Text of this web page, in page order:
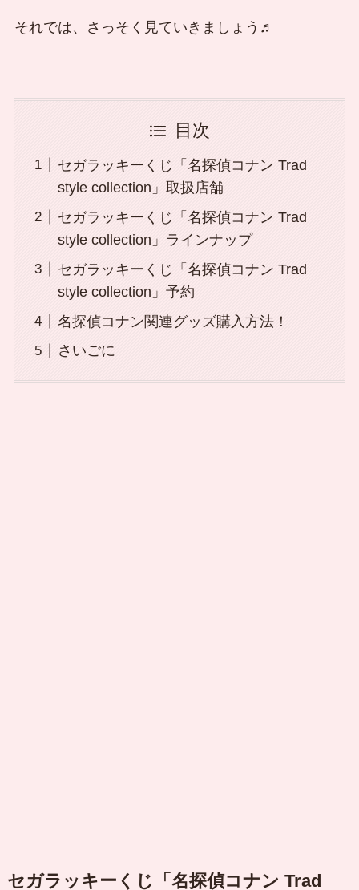
それでは、さっそく見ていきましょう♬
目次
セガラッキーくじ「名探偵コナン Trad
style collection」取扱店舗
セガラッキーくじ「名探偵コナン Trad
style collection」ラインナップ
セガラッキーくじ「名探偵コナン Trad
style collection」予約
名探偵コナン関連グッズ購入方法！
さいごに
セガラッキーくじ「名探偵コナン Trad